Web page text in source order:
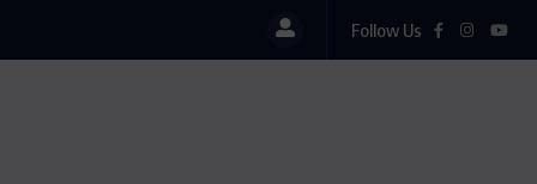
Follow Us